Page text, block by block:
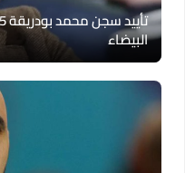
تأييد
البيضاء